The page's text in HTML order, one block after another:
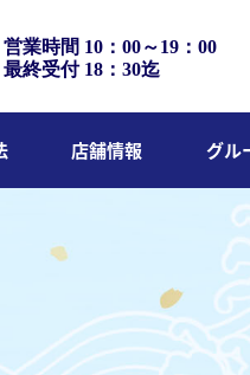
営業時間 10：00～19：00
最終受付 18：30迄
店舗情報 グル